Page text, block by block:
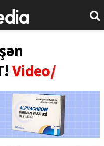
Video/